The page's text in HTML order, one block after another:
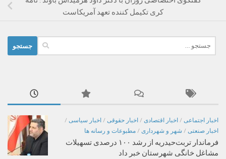
کری تکیمل کننده تعهد آمریکاست
برای:
اخبار اجتماعی / اخبار اقتصادی / اخبار حقوقی / اخبار سیاسی /
اخبار صنعتی / شهر و شهرداری / مطبوعات و رسانه ها
فرماندار تربت‌حیدریه از رشد ۱۰۰ درصدی تسهیلات
مشاغل خانگی شهرستان خبر داد